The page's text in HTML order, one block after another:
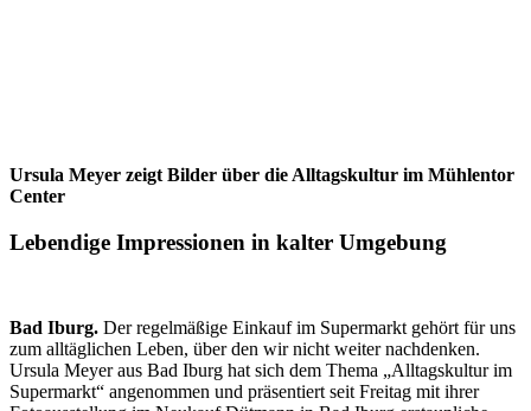
Ursula Meyer zeigt Bilder über die Alltagskultur im Mühlentor
Center
Lebendige Impressionen in kalter Umgebung
Bad Iburg. Der regelmäßige Einkauf im Supermarkt gehört für uns
zum alltäglichen Leben, über den wir nicht weiter nachdenken.
Ursula Meyer aus Bad Iburg hat sich dem Thema „Alltagskultur im
Supermarkt“ angenommen und präsentiert seit Freitag mit ihrer